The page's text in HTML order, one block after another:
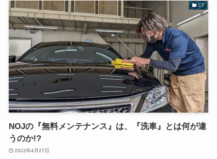
CT
NOJの『無料メンテナンス』は、『洗車』とは何が違
うのか!?
2022年4月27日